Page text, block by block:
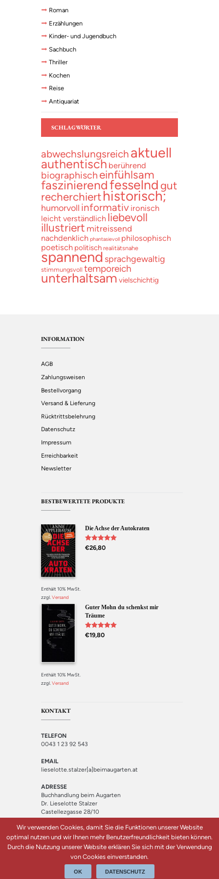
von dort in den Schutz einer Villa auf dem
Südostasien, wo man den Elefanten auf
besondere Weise huldigt.
Roman
Erzählungen
Kinder- und Jugendbuch
Sachbuch
Thriller
Kochen
Reise
Antiquariat
SCHLAGWÖRTER
abwechslungsreich aktuell
authentisch berührend
biographisch einfühlsam
faszinierendfesselnd gut
recherchierthistorisch;
humorvoll informativ ironisch
leicht verständlich liebevoll
illustriert mitreissend
nachdenklich phantasievoll philosophisch
poetisch politisch realitätsnahe
spannend sprachgewaltig
stimmungsvoll temporeich
unterhaltsam vielschichtig
INFORMATION
AGB
Zahlungsweisen
Bestellvorgang
Versand & Lieferung
Rücktrittsbelehrung
Datenschutz
Impressum
Erreichbarkeit
Newsletter
BESTBEWERTETE PRODUKTE
Die Achse der Autokraten
Bewertet mit
5.00 von 5
€26,80
Enthält 10% MwSt.
zzgl. Versand
Guter Mohn du schenkst mir
Träume
Bewertet mit
5.00von 5
€19,80
Enthält 10% MwSt.
zzgl. Versand
KONTAKT
TELEFON
0043 1 23 92 543
EMAIL
lieselotte.stalzer[a]beimaugarten.at
ADRESSE
Buchhandlung beim Augarten
Dr. Lieselotte Stalzer
Castellezgasse 28/10
1020 Wien
Buchhandlung beim Augarten © 2018 | Design: Quantenfrosch
Webservices
Wir verwenden Cookies, damit Sie die Funktionen unserer Website
optimal nutzen und wir Ihnen mehr Benutzerfreundlichkeit bieten können.
Durch die Nutzung unserer Website erklären Sie sich mit der Verwendung
von Cookies einverstanden.
OK DATENSCHUTZ